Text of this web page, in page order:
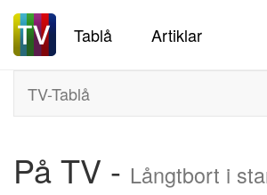
Tablå Artiklar
TV-Tablå
På TV - Långtbort i